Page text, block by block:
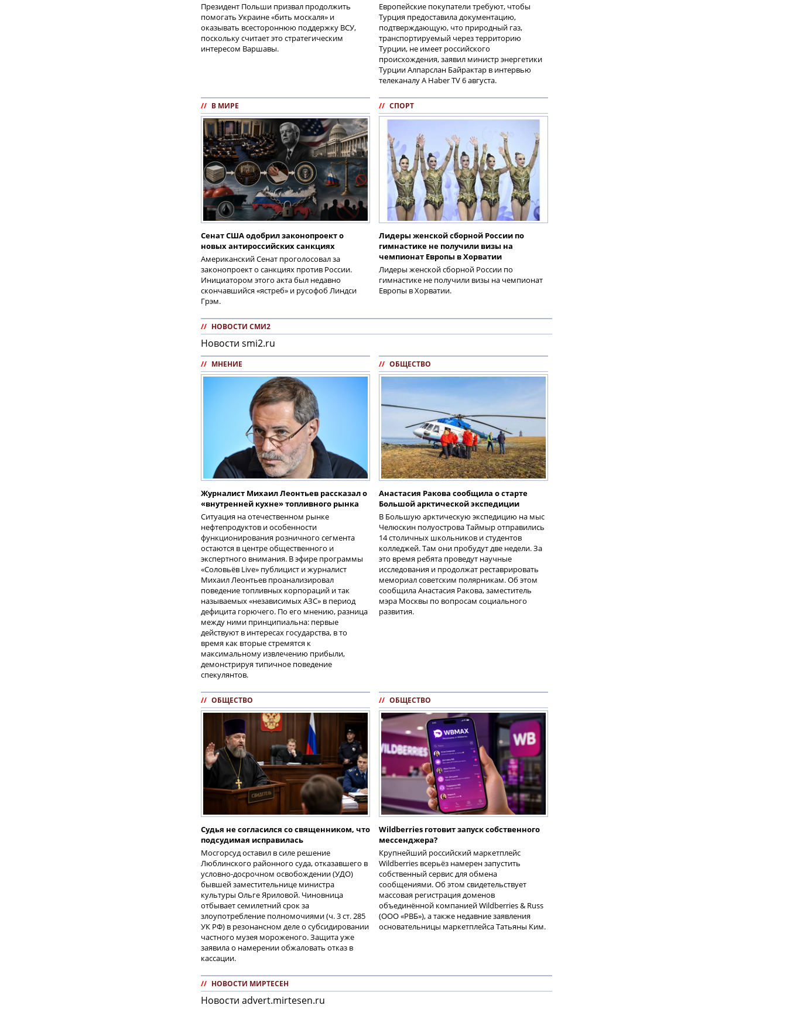
Президент Польши призвал продолжить
помогать Украине «бить москаля» и
оказывать всестороннюю поддержку ВСУ,
поскольку считает это стратегическим
интересом Варшавы.
Европейские покупатели требуют, чтобы
Турция предоставила документацию,
подтверждающую, что природный газ,
транспортируемый через территорию
Турции, не имеет российского
происхождения, заявил министр энергетики
Турции Алпарслан Байрактар в интервью
телеканалу A Haber TV 6 августа.
// В МИРЕ
Сенат США одобрил законопроект о
новых антироссийских санкциях
Американский Сенат проголосовал за
законопроект о санкциях против России.
Инициатором этого акта был недавно
скончавшийся «ястреб» и русофоб Линдси
Грэм.
// СПОРТ
Лидеры женской сборной России по
гимнастике не получили визы на
чемпионат Европы в Хорватии
Лидеры женской сборной России по
гимнастике не получили визы на чемпионат
Европы в Хорватии.
// НОВОСТИ СМИ2
Новости smi2.ru
// МНЕНИЕ
Журналист Михаил Леонтьев рассказал о
«внутренней кухне» топливного рынка
Ситуация на отечественном рынке
нефтепродуктов и особенности
функционирования розничного сегмента
остаются в центре общественного и
экспертного внимания. В эфире программы
«Соловьёв Live» публицист и журналист
Михаил Леонтьев проанализировал
поведение топливных корпораций и так
называемых «независимых АЗС» в период
дефицита горючего. По его мнению, разница
между ними принципиальна: первые
действуют в интересах государства, в то
время как вторые стремятся к
максимальному извлечению прибыли,
демонстрируя типичное поведение
спекулянтов.
// ОБЩЕСТВО
Анастасия Ракова сообщила о старте
Большой арктической экспедиции
В Большую арктическую экспедицию на мыс
Челюскин полуострова Таймыр отправились
14 столичных школьников и студентов
колледжей. Там они пробудут две недели. За
это время ребята проведут научные
исследования и продолжат реставрировать
мемориал советским полярникам. Об этом
сообщила Анастасия Ракова, заместитель
мэра Москвы по вопросам социального
развития.
// ОБЩЕСТВО
Судья не согласился со священником, что
подсудимая исправилась
Мосгорсуд оставил в силе решение
Люблинского районного суда, отказавшего в
условно-досрочном освобождении (УДО)
бывшей заместительнице министра
культуры Ольге Яриловой. Чиновница
отбывает семилетний срок за
злоупотребление полномочиями (ч. 3 ст. 285
УК РФ) в резонансном деле о субсидировании
частного музея мороженого. Защита уже
заявила о намерении обжаловать отказ в
кассации.
// ОБЩЕСТВО
Wildberries готовит запуск собственного
мессенджера?
Крупнейший российский маркетплейс
Wildberries всерьёз намерен запустить
собственный сервис для обмена
сообщениями. Об этом свидетельствует
массовая регистрация доменов
объединённой компанией Wildberries & Russ
(ООО «РВБ»), а также недавние заявления
основательницы маркетплейса Татьяны Ким.
// НОВОСТИ МИРТЕСЕН
Новости advert.mirtesen.ru